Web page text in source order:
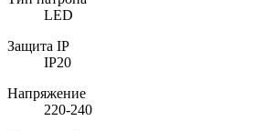
LED
Защита IP
IP20
Напряжение
220-240